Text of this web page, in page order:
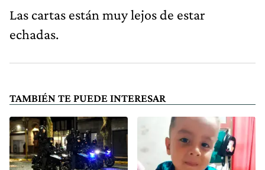
Las cartas están muy lejos de estar
echadas.
TAMBIÉN TE PUEDE INTERESAR